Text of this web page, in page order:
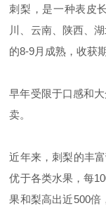
刺梨，是一种表皮
川、云南、陕西、
的8-9月成熟，收获
早年受限于口感和
卖。
近年来，刺梨的丰
优于各类水果，每
果和梨高出近500倍